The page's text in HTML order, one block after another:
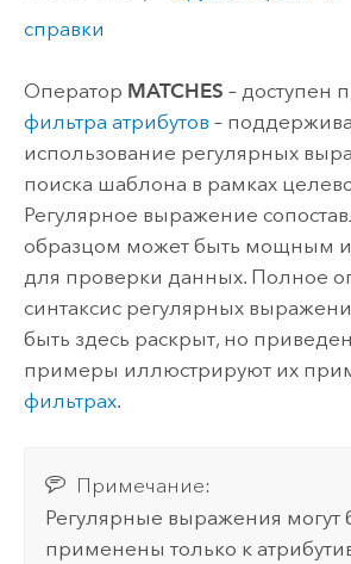
справки
Оператор MATCHES – доступен
фильтра атрибутов –
использование регулярных
поиска шаблона в рамках
Регулярное выражение
образцом может быть мощным
для проверки данных. Полное
синтаксис регулярных
быть здесь раскрыт, но
примеры иллюстрируют их
фильтрах.
Примечание:
Регулярные выражения могут
применены только к